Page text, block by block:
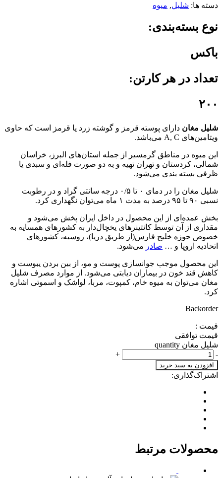
دسته ها: شلیل, میوه
نوع بسته‌بندی:
باکس
تعداد در هر کارتن:
۲۰۰
شلیل مغان دارای پوسته قرمز و گوشته زرد یا قرمز است که حاوی
ویتامین‌های A, C می‌باشد.
این میوه در مناطق گرمسیر از جمله استان‌های البرز، خراسان
شمالی، کردستان و تهران تهیه و به دو صورت فله‌ای و سبدی یا
ظرفی بسته بندی می‌شود.
شلیل مغان را در دمای ۰ تا ۰/۵ درجه سانتی گراد و در رطوبت
نسبی ۹۰ تا ۹۵ درصد به مدت ۱ ماه می‌توان نگهداری کرد.
بخش عمده‌ای از این محصول در داخل ایران پخش می‌شود و
مقداری از آن توسط کانتینر‌های یخچال‌دار به کشورهای همسایه به
خصوص حوزه خلیج فارس(از طریق دریا)، روسیه، کشورهای
اتحادیه اروپا و … صادر می‌شود.
این محصول موجب جوانسازی پوست و مو، از بین بردن یبوست و
کاهش قند خون در بیماران دیابتی می‌شود. از موارد مصرف شلیل
مغان می‌توان به میوه خام، کمپوت، مربا، لواشک و اسموتی‌ اشاره
کرد.
Backorder
قیمت :
قیمت توافقی
شلیل مغان quantity
-
+
افزودن به سبد خرید
اشتراک‌گذاری:
محصولات مرتبط